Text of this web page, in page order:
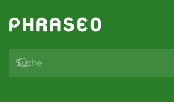
Zum Hauptinhalt springen